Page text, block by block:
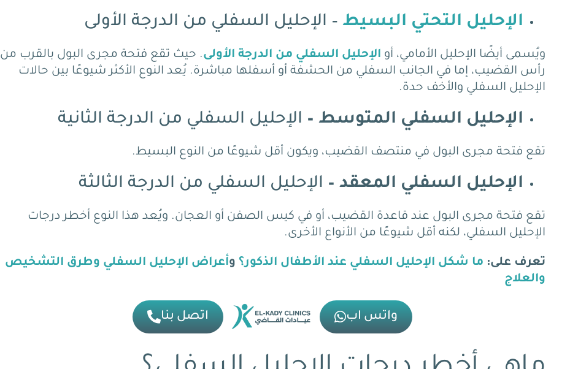
الإحليل التحتي البسيط– الإحليل السفلي من الدرجة الأولى
ويُسمى أيضًا الإحليل الأمامي، أو الإحليل السفلي من الدرجة الأولى. حيث تقع فتحة مجرى البول بالقرب من
رأس القضيب، إما في الجانب السفلي من الحشفة أو أسفلها مباشرة. يُعد النوع الأكثر شيوعًا بين حالات
الإحليل السفلي والأخف حدة.
الإحليل السفلي المتوسط – الإحليل السفلي من الدرجة الثانية
تقع فتحة مجرى البول في منتصف القضيب، ويكون أقل شيوعًا من النوع البسيط.
الإحليل السفلي المعقد – الإحليل السفلي من الدرجة الثالثة
تقع فتحة مجرى البول عند قاعدة القضيب، أو في كيس الصفن أو العجان. ويُعد هذا النوع أخطر درجات
الإحليل السفلي، لكنه أقل شيوعًا من الأنواع الأخرى.
تعرف على: ما شكل الإحليل السفلي عند الأطفال الذكور؟ وأعراض الإحليل السفلي وطرق التشخيص
والعلاج
واتس اب اتصل بنا